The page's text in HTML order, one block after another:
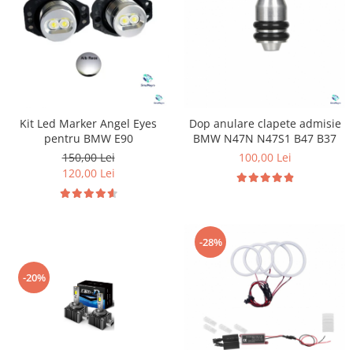
Kit Led Marker Angel Eyes
pentru BMW E90
150,00 Lei
120,00 Lei
Dop anulare clapete admisie
BMW N47N N47S1 B47 B37
100,00 Lei
-20%
-28%